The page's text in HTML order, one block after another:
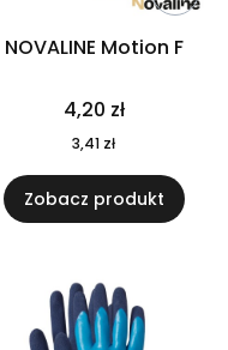
NOVALINE Motion F
Cena
4,20 zł
Cena
3,41 zł
Zobacz produkt